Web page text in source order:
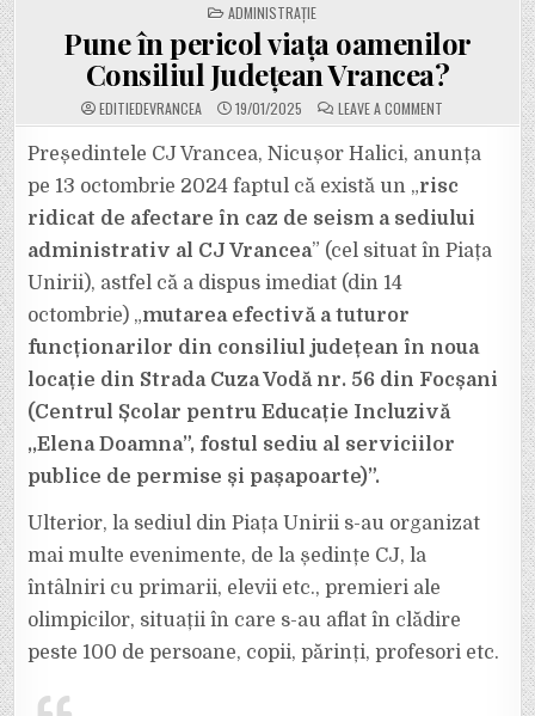
POSTED
IN
ADMINISTRAȚIE
Pune în pericol viața oamenilor
Consiliul Județean Vrancea?
EDITIEDEVRANCEA 19/01/2025 LEAVE A COMMENTON
PUNE
PERICOL
VIAȚA
OAMENILOR
CONSILIUL
JUDEȚEAN
VRANCEA?
Președintele CJ Vrancea, Nicușor Halici, anunța
pe 13 octombrie 2024 faptul că există un „risc
ridicat de afectare în caz de seism a sediului
administrativ al CJ Vrancea” (cel situat în Piața
Unirii), astfel că a dispus imediat (din 14
octombrie) „mutarea efectivă a tuturor
funcționarilor din consiliul județean în noua
locație din Strada Cuza Vodă nr. 56 din Focșani
(Centrul Școlar pentru Educație Incluzivă
,,Elena Doamna”, fostul sediu al serviciilor
publice de permise și pașapoarte)”.
Ulterior, la sediul din Piața Unirii s-au organizat
mai multe evenimente, de la ședințe CJ, la
întâlniri cu primarii, elevii etc., premieri ale
olimpicilor, situații în care s-au aflat în clădire
peste 100 de persoane, copii, părinți, profesori etc.